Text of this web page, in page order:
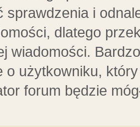
sprawdzenia i
dlatego
wiadomości.
o użytkowniku,
forum będzie